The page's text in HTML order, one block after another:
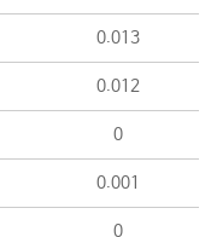
0.013
0.012
0
0.001
0